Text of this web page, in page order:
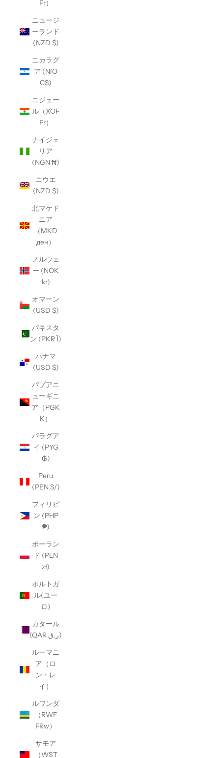
Fr）
ニュージ
ーランド
(NZD $)
ニカラグ
ア (NIO
C$)
ニジェー
ル（XOF
Fr）
ナイジェ
リア
(NGN ₦)
ニウエ
(NZD $)
北マケド
ニア
（MKD
ден）
ノルウェ
ー (NOK
kr)
オマーン
(USD $)
パキスタ
ン (PKR Ȉ)
パナマ
(USD $)
パプアニ
ューギニ
ア（PGK
K）
パラグア
イ (PYG
₲)
Peru
(PEN S/)
フィリピ
ン (PHP
₱)
ポーラン
ド (PLN
zł)
ポルトガ
ル(ユー
ロ)
カタール
(QAR ر.ق)
ルーマニ
ア（ロ
ン・レ
イ）
ルワンダ
（RWF
FRw）
サモア
（WST